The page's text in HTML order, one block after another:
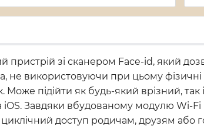
пристрій зі сканером Face-id, який
не використовуючи при цьому
підійти як будь-який врізний, так
Завдяки вбудованому модулю Wi-
доступ родичам, друзям